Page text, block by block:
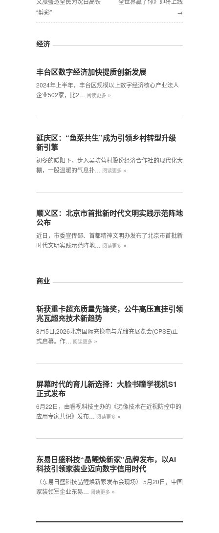
“剪彩”
→
经济
丰台区数字经济加快提质创新发展
2024年上半年，丰台区规模以上数字经济核心产业法人
企业502家，比2…
阅读更多 »
延庆区：“鱼菜共生”成为引领乡村转型升级
新引擎
初冬的暖阳下，步入吴坊营村股份经济合作社的现代化大
棚，一股温暖的气息扑…
阅读更多 »
顺义区：北京市首批新时代文明实践示范阵地
公布
近日，市委宣传部、首都精神文明办发布了北京市首批新
时代文明实践示范阵地…
阅读更多 »
商业
斩获重卡超充质量先锋奖，公牛高压直挂引领
兆瓦超充技术新趋势
8月5日,2026北京国际充换电与光储充展览会(CPSE)正
式启幕。作…
阅读更多 »
屏幕时代的育儿新选择：大脸书瞳学视机S1
正式发布
6月22日，由睿视科技主办的《远像技术在近视防控中的
应用专家共识》发布…
阅读更多 »
东易日盛科技“晶鲤焕新家”品牌发布，以AI
科技引领家装业迈向数字信用时代
（东易日盛科技晶鲤焕新家发布会现场） 5月20日，中国
家装领军企业东易…
阅读更多 »